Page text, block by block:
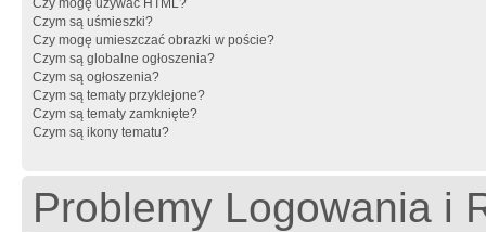
Czy mogę używać HTML?
Czym są uśmieszki?
Czy mogę umieszczać obrazki w poście?
Czym są globalne ogłoszenia?
Czym są ogłoszenia?
Czym są tematy przyklejone?
Czym są tematy zamknięte?
Czym są ikony tematu?
Problemy Logowania i